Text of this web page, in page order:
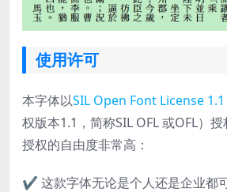
使用许可
本字体以SIL Open Font License 1.1
权版本1.1，简称SIL OFL 或OFL）
授权的自由度非常高：
✔ 这款字体无论是个人还是企业都